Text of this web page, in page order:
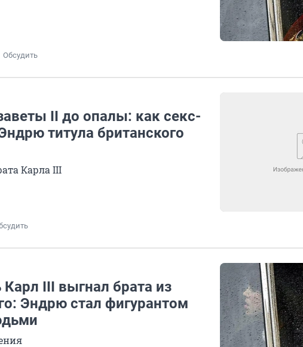
Обсудить
II до опалы: как секс-
титула британского
Карла III
III выгнал брата из
Эндрю стал фигурантом